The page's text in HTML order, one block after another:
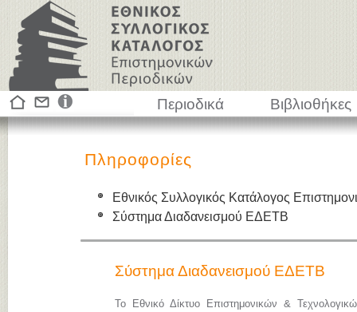
Περιοδικά Βιβλιοθήκες
Πληροφορίες
Εθνικός Συλλογικός Κατάλογος
Σύστημα Διαδανεισμού ΕΔΕΤΒ
Σύστημα Διαδανεισμού ΕΔΕΤΒ
Το Εθνικό Δίκτυο Επιστημονικών &